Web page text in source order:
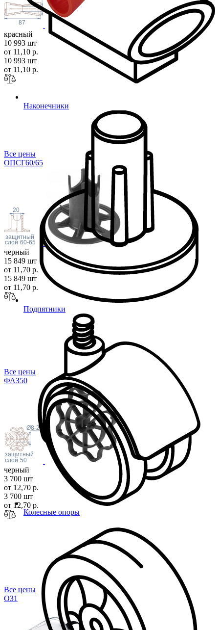
Наконечники
Подпятники
Колесные опоры
87
красный
10 993 шт
от 11,10 р.
10 993 шт
от 11,10 р.
Все цены
ОПСГ60/65
20
защитный
слой 60-65
черный
15 849 шт
от 11,70 р.
15 849 шт
от 11,70 р.
Все цены
ФАЗ50
Ø8-21
защитный
слой 50
черный
3 700 шт
от 12,70 р.
3 700 шт
от 12,70 р.
Все цены
ОЗ1